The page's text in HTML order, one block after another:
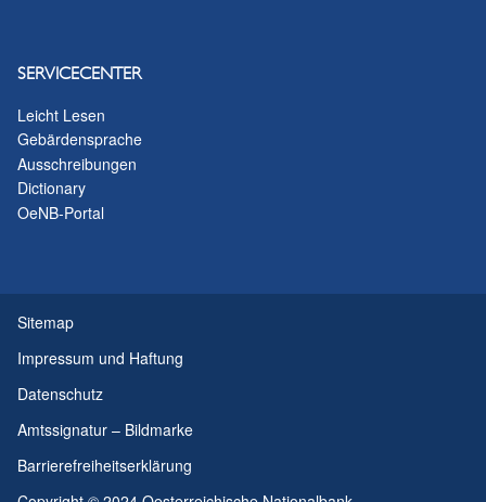
SERVICECENTER
Leicht Lesen
Gebärdensprache
Ausschreibungen
Dictionary
OeNB-Portal
Sitemap
Impressum und Haftung
Datenschutz
Amtssignatur – Bildmarke
Barrierefreiheitserklärung